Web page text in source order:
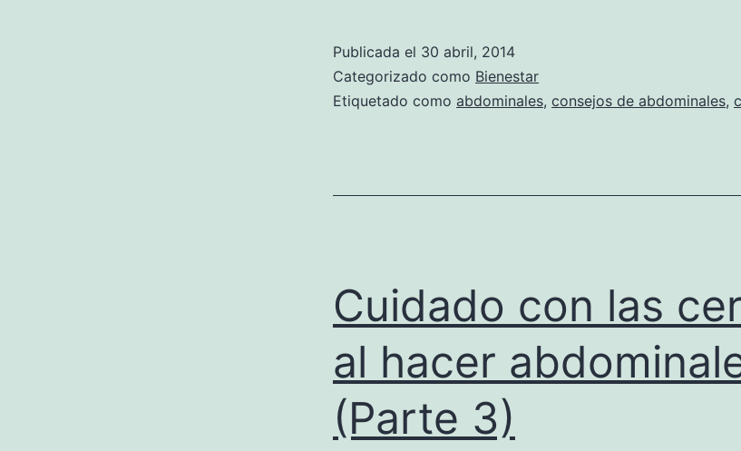
Publicada el 30 abril, 2014
Categorizado como Bienestar
Etiquetado como abdominales, consejos de abdominales,
Cuidado con las
al hacer
(Parte 3)